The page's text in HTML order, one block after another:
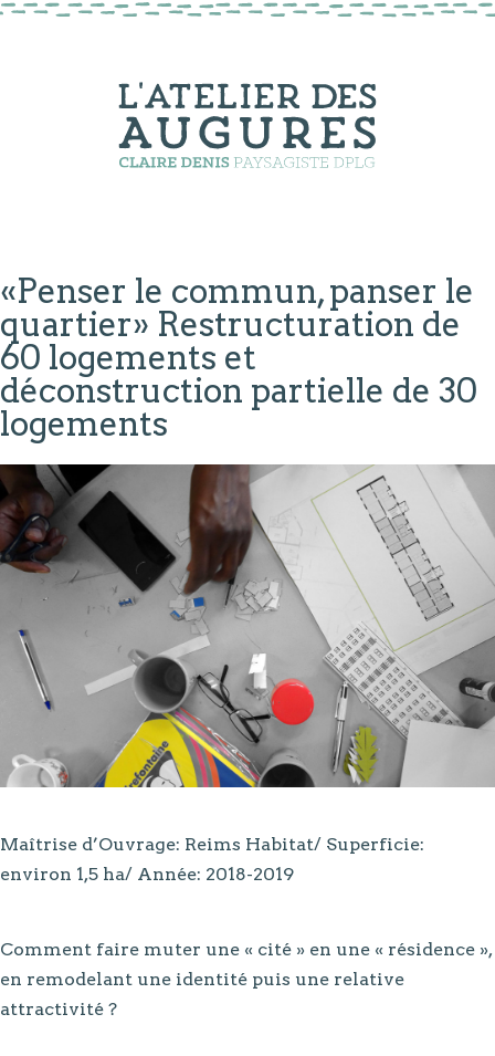
«Penser le commun, panser le
quartier» Restructuration de
60 logements et
déconstruction partielle de 30
logements
Maîtrise d’Ouvrage: Reims Habitat/ Superficie:
environ 1,5 ha/ Année: 2018-2019
Comment faire muter une « cité » en une « résidence »,
en remodelant une identité puis une relative
attractivité ?